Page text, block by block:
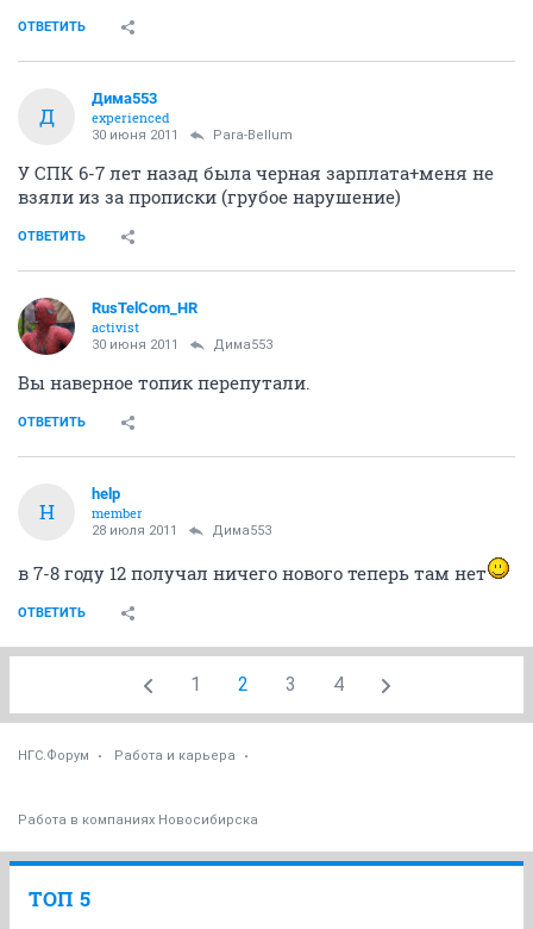
ОТВЕТИТЬ
Д
Дима553
experienced
30 июня 2011 Para-Bellum
У СПК 6-7 лет назад была черная зарплата+меня не
взяли из за прописки (грубое нарушение)
ОТВЕТИТЬ
RusTelCom_HR
activist
30 июня 2011 Дима553
Вы наверное топик перепутали.
ОТВЕТИТЬ
H
help
member
28 июля 2011 Дима553
в 7-8 году 12 получал ничего нового теперь там нет
ОТВЕТИТЬ
1 2 3 4
НГС.Форум Работа и карьера
Работа в компаниях Новосибирска
ТОП 5